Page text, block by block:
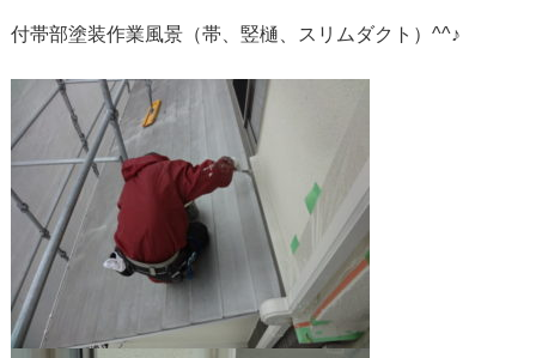
付帯部塗装作業風景（帯、竪樋、スリムダクト）^^♪